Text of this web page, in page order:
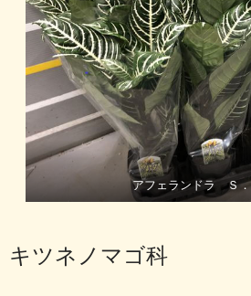
アフェランドラ Ｓ．
キツネノマゴ科